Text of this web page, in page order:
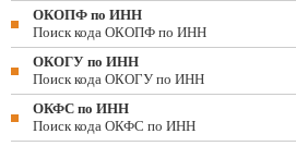
ОКОПФ по ИНН
Поиск кода ОКОПФ по ИНН
ОКОГУ по ИНН
Поиск кода ОКОГУ по ИНН
ОКФС по ИНН
Поиск кода ОКФС по ИНН